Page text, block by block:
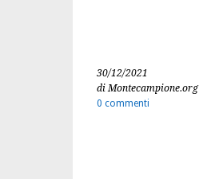
30/12/2021
di Montecampione.org
0 commenti